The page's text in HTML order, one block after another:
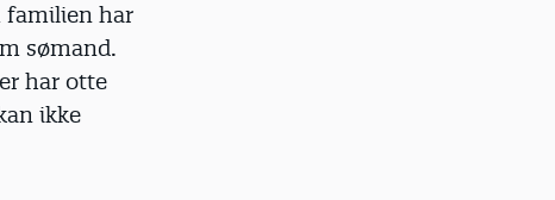
familien har
sømand.
har otte
ikke